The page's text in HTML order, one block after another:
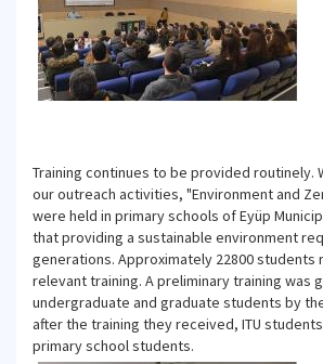
Training continues to be provided routinely.
our outreach activities, "Environment and
were held in primary schools of Eyüp
that providing a sustainable environment
generations. Approximately 22800 students
relevant training. A preliminary training was
undergraduate and graduate students by
after the training they received, ITU
primary school students.